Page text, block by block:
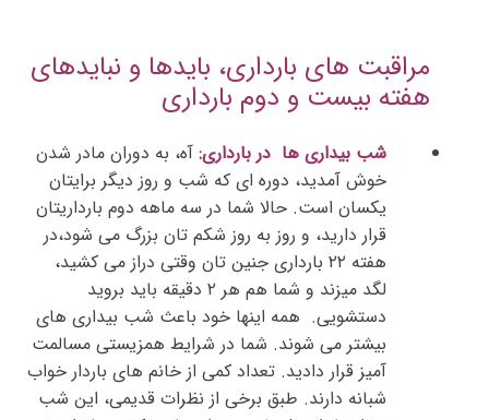
مراقبت های بارداری، بایدها و نبایدهای
هفته بیست و دوم بارداری
شب بیداری ها در بارداری: آه، به دوران مادر شدن
خوش آمدید، دوره ای که شب و روز دیگر برایتان
یکسان است. حالا شما در سه ماهه دوم بارداریتان
قرار دارید، و روز به روز شکم تان بزرگ می شود،در
هفته ۲۲ بارداری جنین تان وقتی دراز می کشید،
لگد میزند و شما هم هر ۲ دقیقه باید بروید
دستشویی. همه اینها خود باعث شب بیداری های
بیشتر می شوند. شما در شرایط همزیستی مسالمت
آمیز قرار دادید. تعداد کمی از خانم های باردار خواب
شبانه دارند. طبق برخی از نظرات قدیمی، این شب